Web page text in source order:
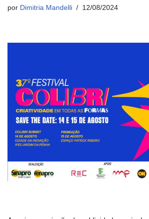
por Dimitria Mandelli 12/08/2024